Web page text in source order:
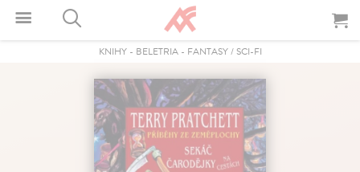
KNIHY- BELETRIA- FANTASY / SCI-FI